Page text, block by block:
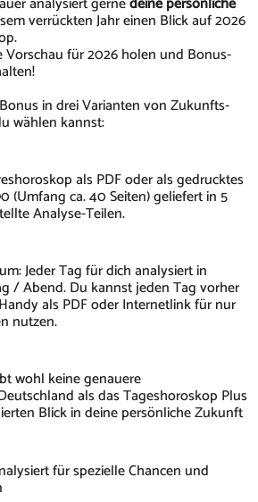
verrückten Jahr einen Blick auf 2026
Vorschau für 2026 holen und Bonus-
in drei Varianten von Zukunfts-
wählen kannst:
als PDF oder als gedrucktes
(Umfang ca. 40 Seiten) geliefert in 5
Analyse-Teilen.
Jeder Tag für dich analysiert in
/ Abend. Du kannst jeden Tag vorher
als PDF oder Internetlink für nur
nutzen.
wohl keine genauere
als das Tageshoroskop Plus
Blick in deine persönliche Zukunft
für spezielle Chancen und